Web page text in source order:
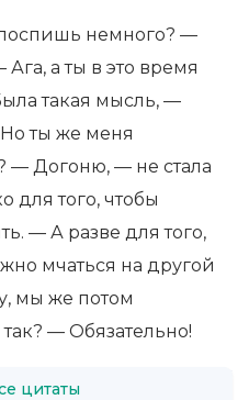
немного? —
а ты в это время
такая мысль, —
ты же меня
— Догоню, — не стала
для того, чтобы
— А разве для того,
мчаться на другой
мы же потом
— Обязательно!
цитаты